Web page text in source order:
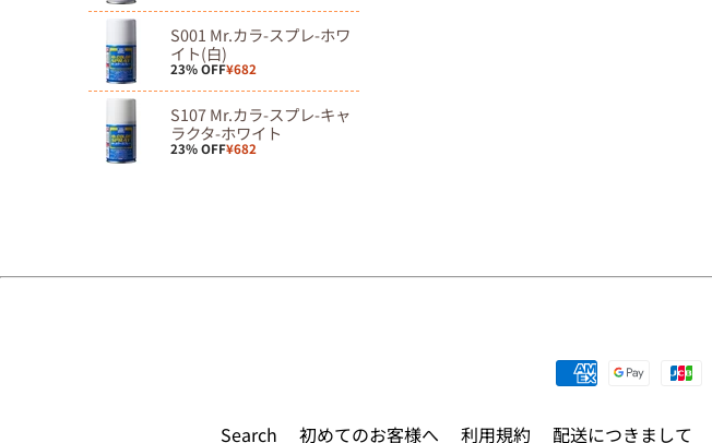
S001 Mr.カラ-スプレ-ホワ
イト(白)
23% OFF¥682
S107 Mr.カラ-スプレ-キャ
ラクタ-ホワイト
23% OFF¥682
Search 初めてのお客様へ 利用規約 配送につきまして